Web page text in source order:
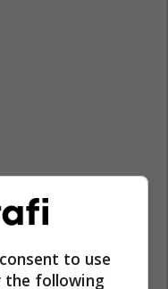
to use
the following